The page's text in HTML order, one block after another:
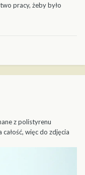
pracy, żeby było
z polistyrenu
więc do zdjęcia